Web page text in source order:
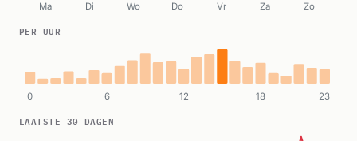
Ma Di Wo Do Vr Za Zo
PER UUR
0 6 12 18 23
LAATSTE 30 DAGEN